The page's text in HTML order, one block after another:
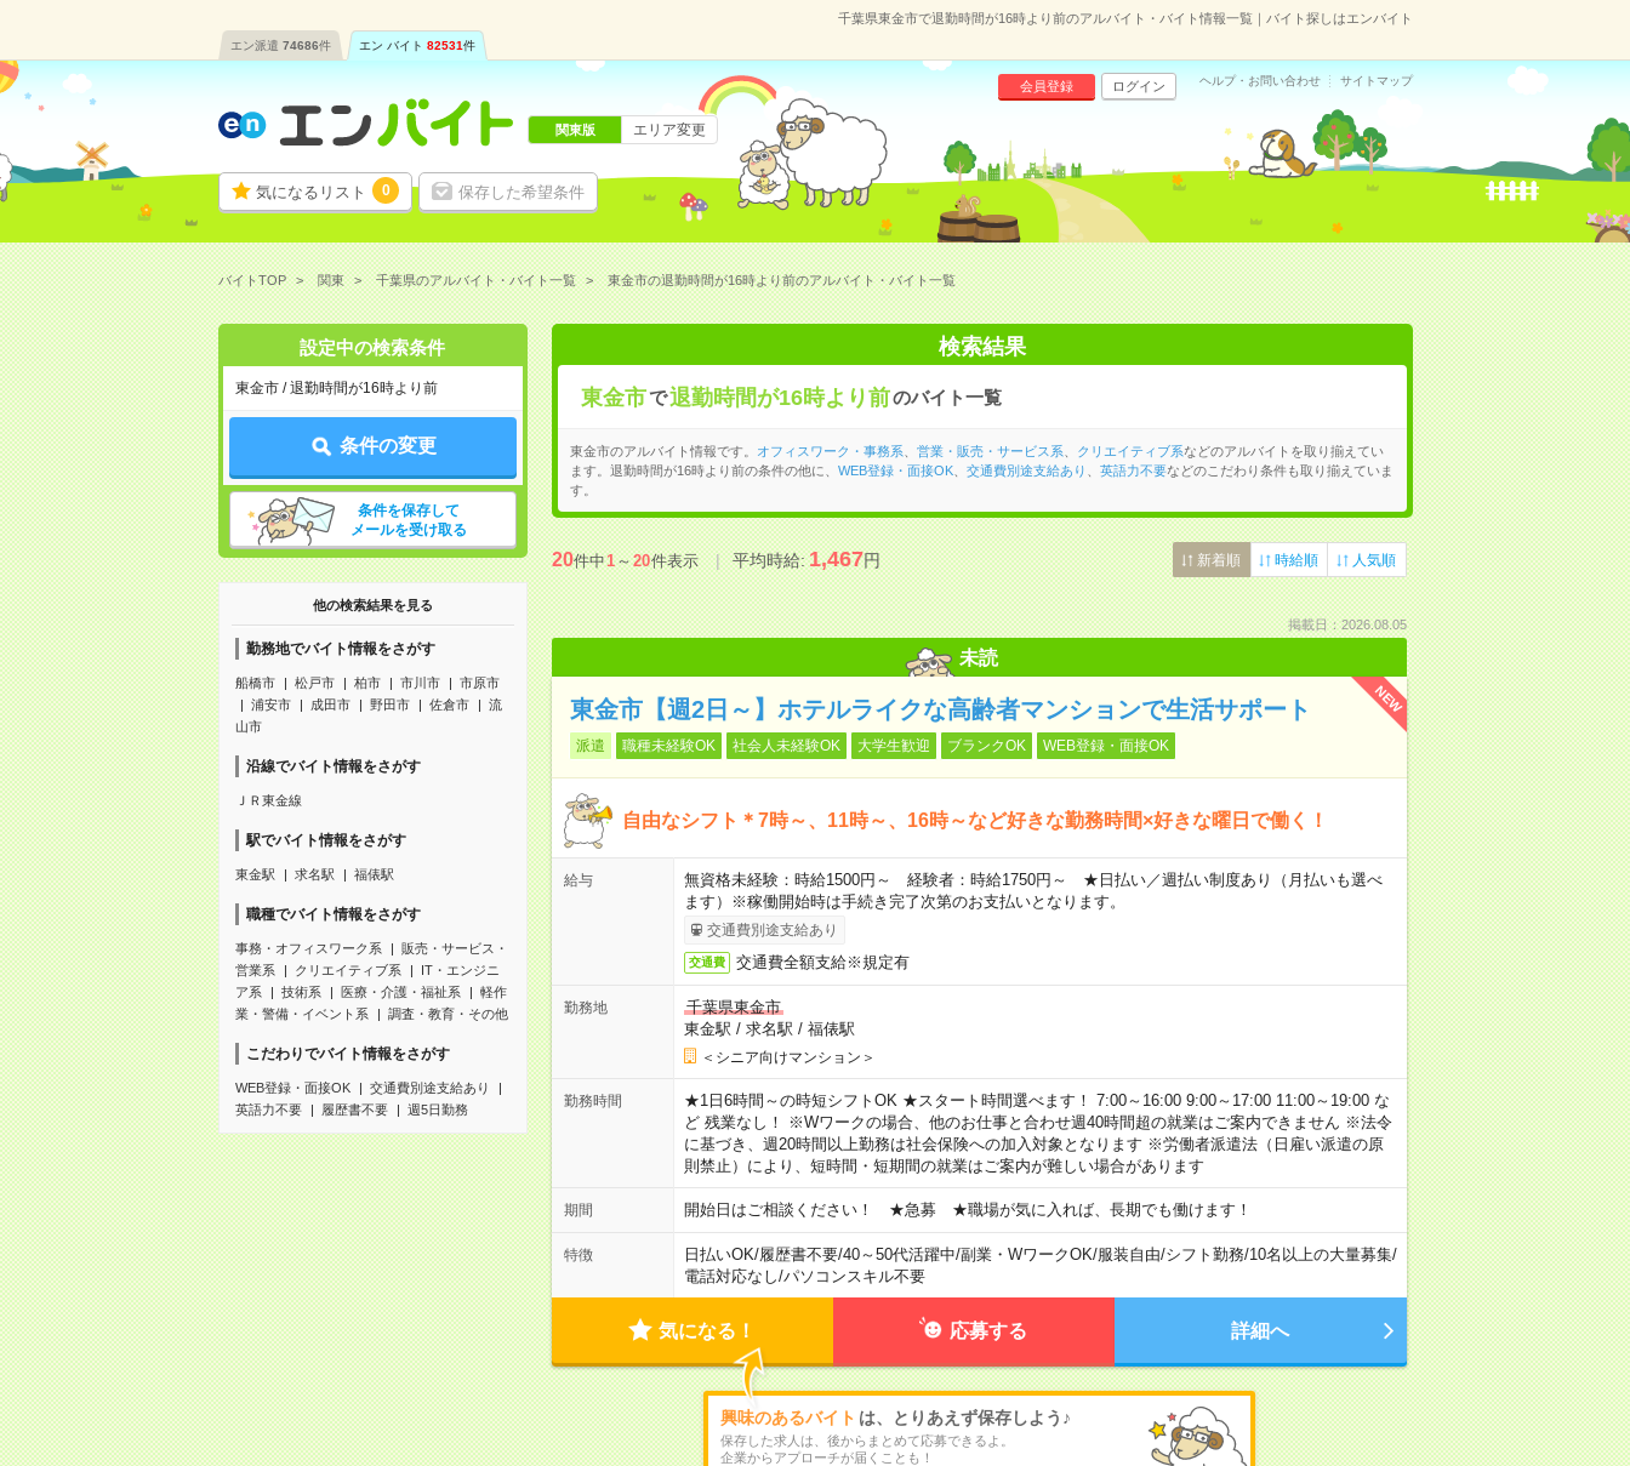
千葉県東金市で退勤時間が16時より前のアルバイト・バイト情報一覧｜バイト探しはエンバイト
エン派遣 74686件 エン バイト 82531件
気になるリスト 0 保存した希望条件
会員登録 ログイン ヘルプ・お問い合わせ サイトマップ
関東版 エリア変更
バイトTOP 関東 千葉県のアルバイト・バイト一覧 東金市の退勤時間が16時より前のアルバイト・バイト一覧
設定中の検索条件
東金市 / 退勤時間が16時より前
条件の変更
条件を保存して
メールを受け取る
他の検索結果を見る
勤務地でバイト情報をさがす
船橋市 松戸市 柏市 市川市
市原市
浦安市
成田市 野田市 佐倉市
流
山市
沿線でバイト情報をさがす
ＪＲ東金線
駅でバイト情報をさがす
東金駅 求名駅 福俵駅
職種でバイト情報をさがす
事務・オフィスワーク系
販売・サービス・
営業系
クリエイティブ系
IT・エンジニ
ア系
技術系 医療・介護・福祉系
軽作
業・警備・イベント系
調査・教育・その他
こだわりでバイト情報をさがす
WEB登録・面接OK
交通費別途支給あり
英語力不要
履歴書不要 週5日勤務
検索結果
東金市で退勤時間が16時より前のバイト一覧
東金市のアルバイト情報です。 オフィスワーク・事務系 営業・販売・サービス系 クリエイティブ系などのアルバイトを取り揃えてい
ます。退勤時間が16時より前の条件の他に、 WEB登録・面接OK、 交通費別途支給あり 英語力不要などのこだわり条件も取り揃えていま
す。
20件中1～20件表示 平均時給:1,467円 新着順 時給順 人気順
掲載日：2026.08.05
未読
NEW
東金市【週2日～】ホテルライクな高齢者マンションで生活サポート
派遣 職種未経験OK 社会人未経験OK 大学生歓迎 ブランクOK WEB登録・面接OK
自由なシフト＊7時～、11時～、16時～など好きな勤務時間×好きな曜日で働く！
給与
無資格未経験：時給1500円～ 経験者：時給1750円～ ★日払い／週払い制度あり（月払いも選べ
ます）※稼働開始時は手続き完了次第のお支払いとなります。
交通費別途支給あり
交通費 交通費全額支給※規定有
勤務地
千葉県東金市
東金駅 / 求名駅 / 福俵駅
＜シニア向けマンション＞
勤務時間
★1日6時間～の時短シフトOK ★スタート時間選べます！ 7:00～16:00 9:00～17:00 11:00～19:00 な
ど 残業なし！ ※Wワークの場合、他のお仕事と合わせ週40時間超の就業はご案内できません ※法令
に基づき、週20時間以上勤務は社会保険への加入対象となります ※労働者派遣法（日雇い派遣の原
則禁止）により、短時間・短期間の就業はご案内が難しい場合があります
期間 開始日はご相談ください！ ★急募 ★職場が気に入れば、長期でも働けます！
特徴 日払いOK/履歴書不要/40～50代活躍中/副業・WワークOK/服装自由/シフト勤務/10名以上の大量募集/
電話対応なし/パソコンスキル不要
気になる！ 応募する 詳細へ
興味のあるバイト は、とりあえず保存しよう♪
保存した求人は、後からまとめて応募できるよ。
企業からアプローチが届くことも！